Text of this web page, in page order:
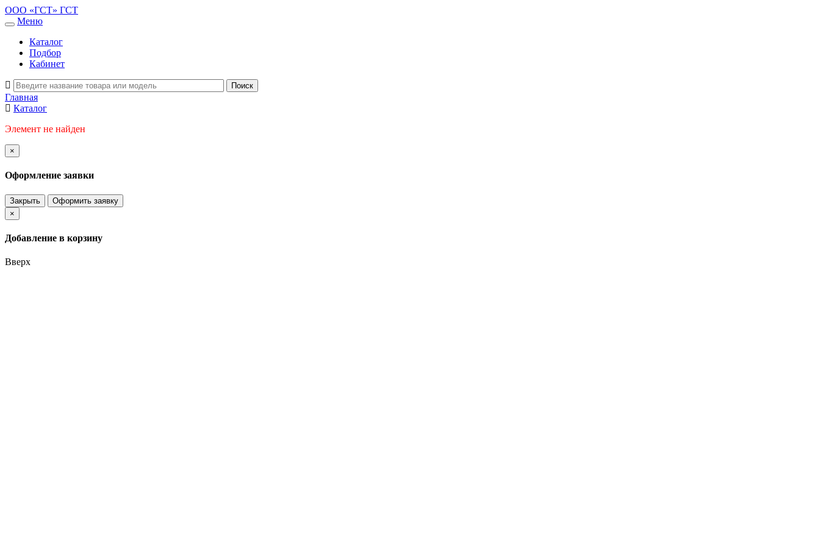
ООО «ГСТ» ГСТ
Меню
Каталог
Подбор
Кабинет
Главная
Каталог
Элемент не найден
×
Оформление заявки
Закрыть
Оформить заявку
×
Добавление в корзину
Вверх